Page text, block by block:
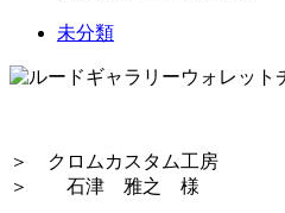
未分類
＞ クロムカスタム工房
＞ 石津 雅之 様